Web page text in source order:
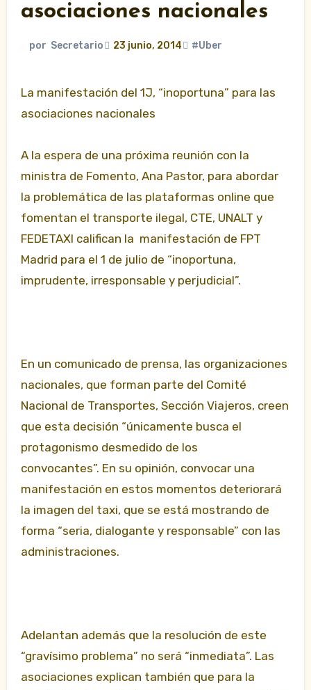
asociaciones nacionales
por Secretario 23 junio, 2014 #Uber
La manifestación del 1J, “inoportuna” para las
asociaciones nacionales
A la espera de una próxima reunión con la
ministra de Fomento, Ana Pastor, para abordar
la problemática de las plataformas online que
fomentan el transporte ilegal, CTE, UNALT y
FEDETAXI califican la manifestación de FPT
Madrid para el 1 de julio de “inoportuna,
imprudente, irresponsable y perjudicial”.
En un comunicado de prensa, las organizaciones
nacionales, que forman parte del Comité
Nacional de Transportes, Sección Viajeros, creen
que esta decisión “únicamente busca el
protagonismo desmedido de los
convocantes”. En su opinión, convocar una
manifestación en estos momentos deteriorará
la imagen del taxi, que se está mostrando de
forma “seria, dialogante y responsable” con las
administraciones.
Adelantan además que la resolución de este
“gravísimo problema” no será “inmediata”. Las
asociaciones explican también que para la